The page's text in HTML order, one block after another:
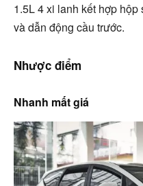
1.5L 4 xi lanh kết hợp
và dẫn động cầu trước.
Nhược điểm
Nhanh mất giá